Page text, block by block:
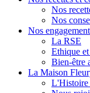
Nos
Nos
Nos
La RSE
Ethique
Bien-être
La Maison
L'Histoire